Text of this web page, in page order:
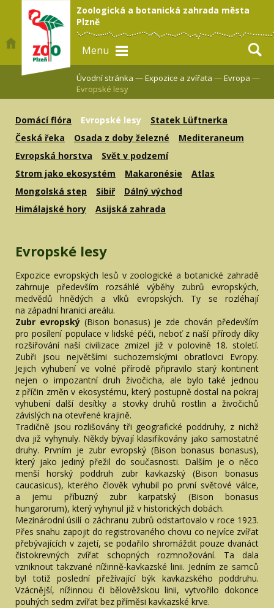
Zoologická a botanická zahrada města
Plzně
Menu
Úvodní stránka —Expozice a zvířata —Evropa —
Evropské lesy
Domácí flóra Evropské lesy
Statek Lüftnerka
Česká řeka
Osada z doby železné
Mediteraneum
Evropská horstva
Svět v podzemí
Strom jako ekosystém
Makaronésie
Atlas
Mongolská step
Sibiř
Dálný východ
Himálajské hory
Asijská zahrada
Evropské lesy
Expozice evropských lesů v zoologické a botanické zahradě
zahrnuje především rozsáhlé výběhy zubrů evropských,
medvědů hnědých a vlků evropských. Ty se rozléhají
na západní hranici areálu.
Zubr evropský (Bison bonasus) je zde chován především
pro posílení populace v lidské péči, neboť z naší přírody díky
rozšiřování naší civilizace zmizel již v polovině 18. století.
Zubři jsou největšími suchozemskými obratlovci Evropy.
Jejich vyhubení ve volné přírodě připravilo starý kontinent
nejen o impozantní druh živočicha, ale bylo také jednou
z příčin změn v ekosystému, který postupně dostal na pokraj
vyhubení další desítky a stovky druhů rostlin a živočichů
závislých na otevřené krajině.
Tradičně jsou rozlišovány tři geografické poddruhy, z nichž
dva již vyhynuly. Někdy bývají klasifikovány jako samostatné
druhy. Prvním je zubr evropský (Bison bonasus bonasus),
který jako jediný přežil do současnosti. Dalším je o něco
menší horský poddruh zubr kavkazský (Bison bonasus
caucasicus), kterého člověk vyhubil po první světové válce,
a jemu příbuzný zubr karpatský (Bison bonasus
hungarorum), který vyhynul již v historických dobách.
Mezinárodní úsilí o záchranu zubrů odstartovalo v roce 1923.
Přes snahu zapojit do registrovaného chovu co nejvíce zvířat
přebývajících v zajetí, se podařilo shromáždit pouze dvanáct
čistokrevných zvířat schopných rozmnožování. Ta dala
vzniknout takzvané nížinně-kavkazské linii. Jedním ze samců
byl totiž poslední přežívající býk kavkazského poddruhu.
Vzácnější, nížinnou či bělověžskou linii, vytvořilo dokonce
pouhých sedm zvířat bez příměsi kavkazské krve.